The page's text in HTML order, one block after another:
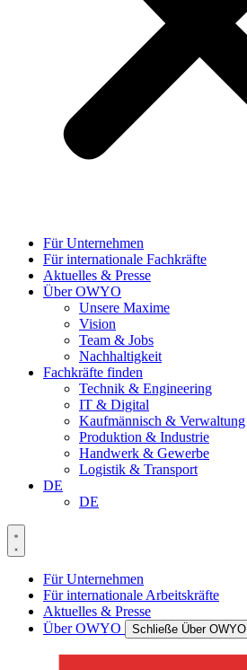
Für Unternehmen
Für internationale Fachkräfte
Aktuelles & Presse
Über OWYO
Unsere Maxime
Vision
Team & Jobs
Nachhaltigkeit
Fachkräfte finden
Technik & Engineering
IT & Digital
Kaufmännisch & Verwaltung
Produktion & Industrie
Handwerk & Gewerbe
Logistik & Transport
DE
DE
Für Unternehmen
Für internationale Arbeitskräfte
Aktuelles & Presse
Über OWYO
Schließe Über OWYO